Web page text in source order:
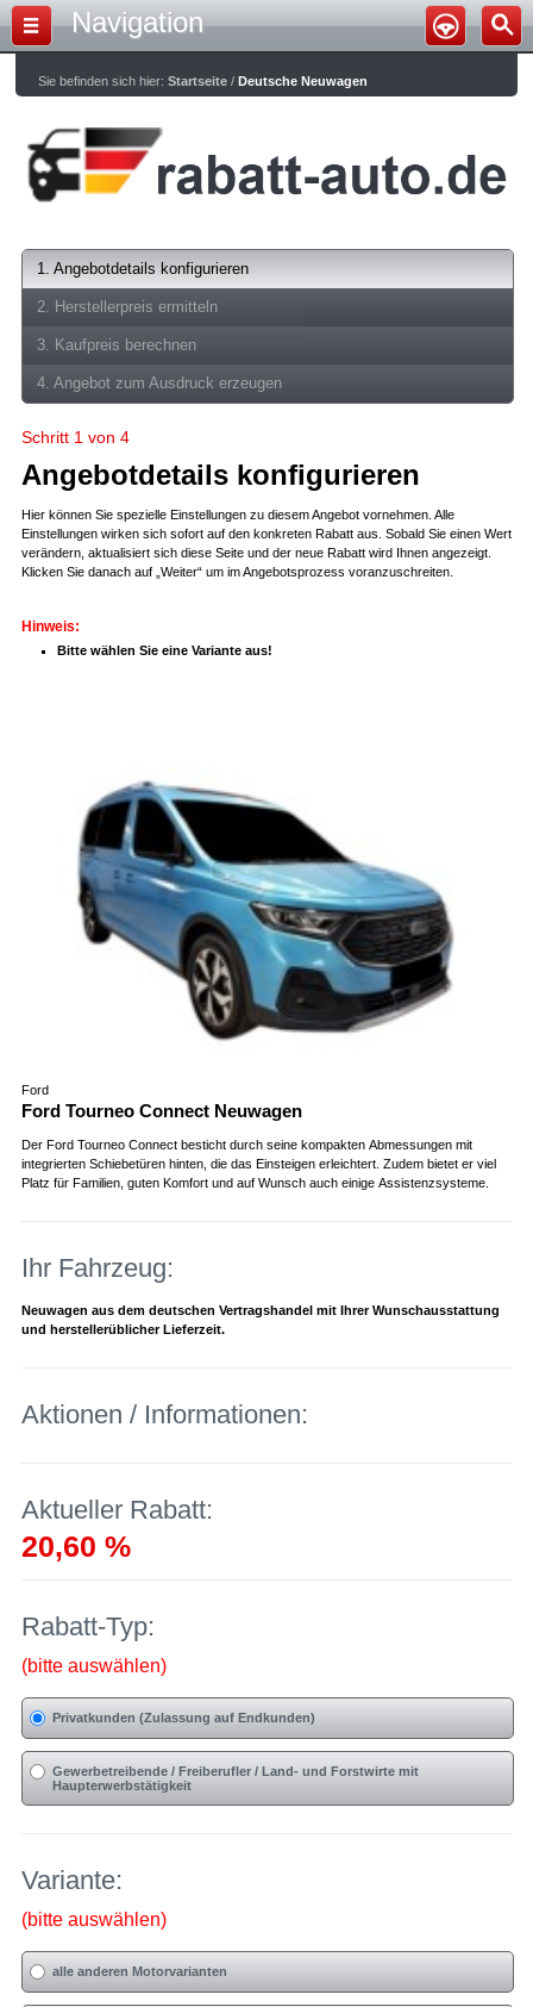
Navigation
Sie befinden sich hier:Startseite /Deutsche Neuwagen
1. Angebotdetails konfigurieren
2. Herstellerpreis ermitteln
3. Kaufpreis berechnen
4. Angebot zum Ausdruck erzeugen
Schritt 1 von 4
Angebotdetails konfigurieren
Hier können Sie spezielle Einstellungen zu diesem Angebot vornehmen. Alle
Einstellungen wirken sich sofort auf den konkreten Rabatt aus. Sobald Sie einen Wert
verändern, aktualisiert sich diese Seite und der neue Rabatt wird Ihnen angezeigt.
Klicken Sie danach auf „Weiter“ um im Angebotsprozess voranzuschreiten.
Hinweis:
Bitte wählen Sie eine Variante aus!
Ford
Ford Tourneo Connect Neuwagen
Der Ford Tourneo Connect besticht durch seine kompakten Abmessungen mit
integrierten Schiebetüren hinten, die das Einsteigen erleichtert. Zudem bietet er viel
Platz für Familien, guten Komfort und auf Wunsch auch einige Assistenzsysteme.
Ihr Fahrzeug:
Neuwagen aus dem deutschen Vertragshandel mit Ihrer Wunschausstattung
und herstellerüblicher Lieferzeit.
Aktionen / Informationen:
Aktueller Rabatt:
20,60 %
Rabatt-Typ:
(bitte auswählen)
Privatkunden (Zulassung auf Endkunden)
Gewerbetreibende / Freiberufler / Land- und Forstwirte mit
Haupterwerbstätigkeit
Variante:
(bitte auswählen)
alle anderen Motorvarianten